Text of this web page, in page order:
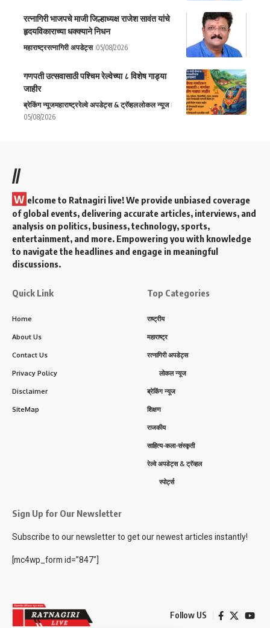
रत्नागिरी भाजपचे माजी जिल्हाध्यक्ष राजेश सावंत यांचे
हृदयविकाराच्या धक्क्याने निधन
महाराष्ट्ररत्नागिरी अपडेट्स 05/08/2026
गणपती उत्सवासाठी पश्चिम रेल्वेच्या ८ विशेष गाड्या
जाहीर
ब्रेकिंग न्यूजमहाराष्ट्ररेल्वे अपडेट्स & ट्रॅव्हललोकल न्यूज
05/08/2026
//
W elcome to Ratnagiri live! We provide unbiased coverage
of global events, delivering accurate articles, interviews, and
analysis on politics, business, technology, sports,
entertainment, and more. Empowering you with knowledge
to navigate the headlines and engage in meaningful
discussions.
Quick Link
Home
About Us
Contact Us
Privacy Policy
Disclaimer
SiteMap
Top Categories
राष्ट्रीय
महाराष्ट्र
रत्नागिरी अपडेट्स
लोकल न्यूज
ब्रेकिंग न्यूज
शिक्षण
राजकीय
साहित्य-कला-संस्कृती
रेल्वे अपडेट्स & ट्रॅव्हल
स्पोर्ट्स
Sign Up for Our Newsletter
Subscribe to our newsletter to get our newest articles instantly!
[mc4wp_form id=”847″]
Follow US